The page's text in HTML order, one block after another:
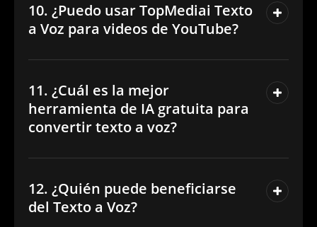
10. ¿Puedo usar TopMediai Texto
a Voz para videos de YouTube?
11. ¿Cuál es la mejor
herramienta de IA gratuita para
convertir texto a voz?
12. ¿Quién puede beneficiarse
del Texto a Voz?